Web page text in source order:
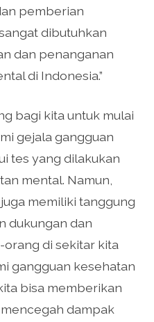
pemberian
dibutuhkan
dan penanganan
di Indonesia.”
bagi kita untuk mulai
gejala gangguan
tes yang dilakukan
mental. Namun,
memiliki tanggung
dukungan dan
di sekitar kita
gangguan kesehatan
bisa memberikan
dampak